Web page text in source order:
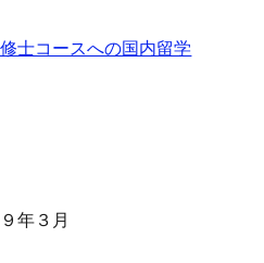
士コースへの国内留学
年３月